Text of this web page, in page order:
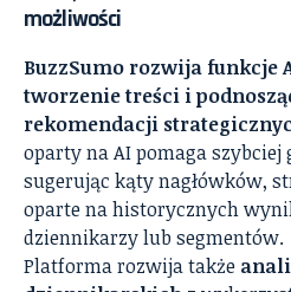
możliwości
BuzzSumo rozwija funkcje
tworzenie treści i
rekomendacji
oparty na AI pomaga szybciej
sugerując kąty nagłówków,
oparte na historycznych
dziennikarzy lub segmentów.
Platforma rozwija także